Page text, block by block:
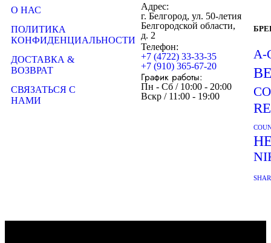
О НАС
ПОЛИТИКА
КОНФИДЕНЦИАЛЬНОСТИ
ДОСТАВКА &
ВОЗВРАТ
СВЯЗАТЬСЯ С
НАМИ
Адрес:
г. Белгород, ул. 50-летия
Белгородской области,
д. 2
Телефон:
+7 (4722) 33-33-35
+7 (910) 365-67-20
График работы:
Пн - Сб / 10:00 - 20:00
Вскр / 11:00 - 19:00
A-